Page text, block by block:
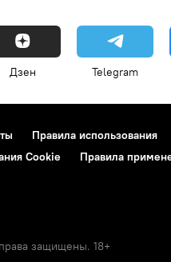
Дзен Telegram
Правила использования
Cookie
Правила
защищены. 18+